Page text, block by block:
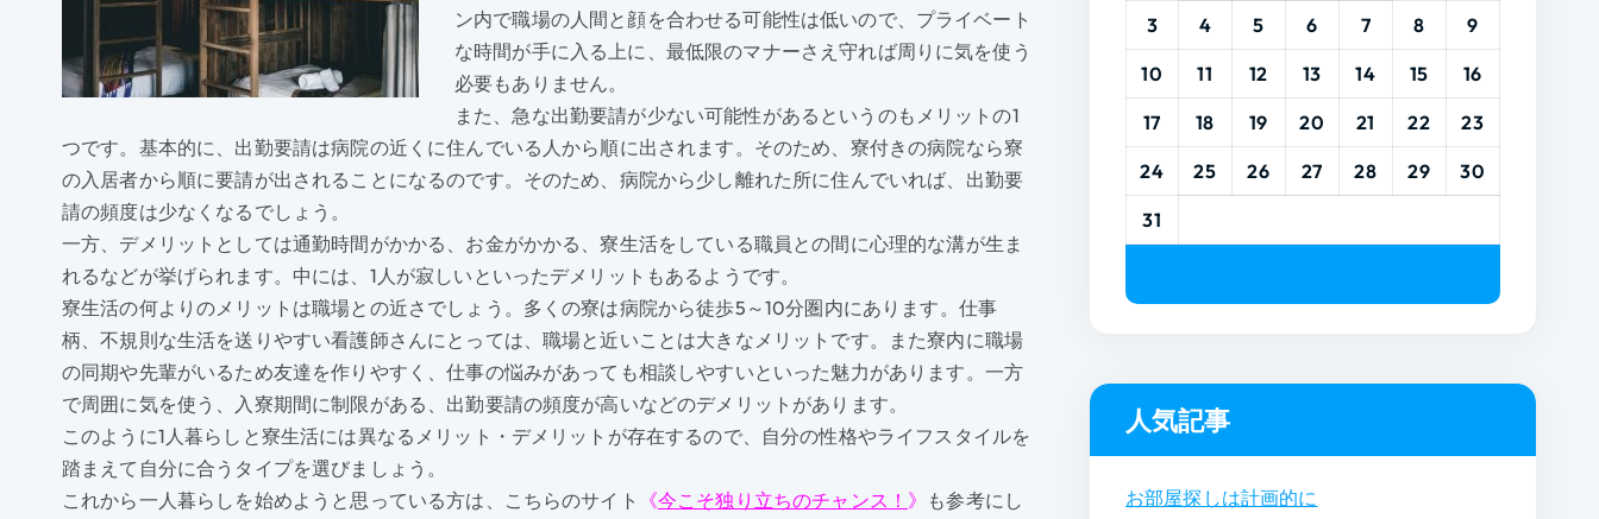
ン内で職場の人間と顔を合わせる可能性は低いので、プライベート
な時間が手に入る上に、最低限のマナーさえ守れば周りに気を使う
必要もありません。
また、急な出勤要請が少ない可能性があるというのもメリットの1
つです。基本的に、出勤要請は病院の近くに住んでいる人から順に出されます。そのため、寮付きの病院なら寮
の入居者から順に要請が出されることになるのです。そのため、病院から少し離れた所に住んでいれば、出勤要
請の頻度は少なくなるでしょう。
一方、デメリットとしては通勤時間がかかる、お金がかかる、寮生活をしている職員との間に心理的な溝が生ま
れるなどが挙げられます。中には、1人が寂しいといったデメリットもあるようです。
寮生活の何よりのメリットは職場との近さでしょう。多くの寮は病院から徒歩5～10分圏内にあります。仕事
柄、不規則な生活を送りやすい看護師さんにとっては、職場と近いことは大きなメリットです。また寮内に職場
の同期や先輩がいるため友達を作りやすく、仕事の悩みがあっても相談しやすいといった魅力があります。一方
で周囲に気を使う、入寮期間に制限がある、出勤要請の頻度が高いなどのデメリットがあります。
このように1人暮らしと寮生活には異なるメリット・デメリットが存在するので、自分の性格やライフスタイルを
踏まえて自分に合うタイプを選びましょう。
これから一人暮らしを始めようと思っている方は、こちらのサイト
《今こそ独り立ちのチャンス！ 》 も参考にし
3 4 5 6 7 8 9
10 11 12 13 14 15 16
17 18 19 20 21 22 23
24 25 26 27 28 29 30
31
人気記事
お部屋探しは計画的に